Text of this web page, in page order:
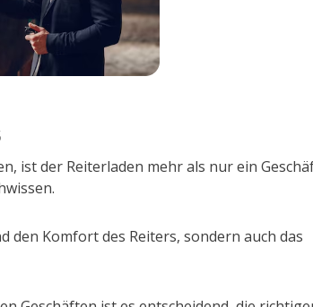
ist der Reiterladen mehr als nur ein
Komfort des Reiters, sondern auch das